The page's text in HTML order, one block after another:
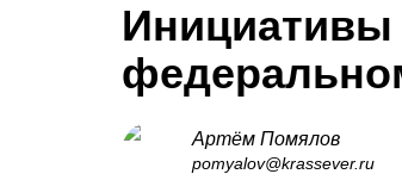
Инициативы
Артём Помялов
pomyalov@krassever.ru